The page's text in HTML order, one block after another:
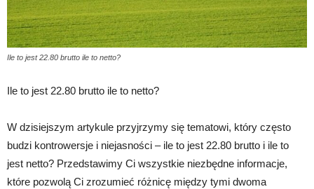
Ile to jest 22.80 brutto ile to netto?
Ile to jest 22.80 brutto ile to netto?
W dzisiejszym artykule przyjrzymy się tematowi, który często
budzi kontrowersje i niejasności – ile to jest 22.80 brutto i ile to
jest netto? Przedstawimy Ci wszystkie niezbędne informacje,
które pozwolą Ci zrozumieć różnicę między tymi dwoma